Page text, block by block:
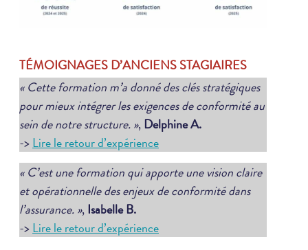
TÉMOIGNAGES D’ANCIENS STAGIAIRES
« Cette formation m’a donné des clés stratégiques
pour mieux intégrer les exigences de conformité au
sein de notre structure. »,Delphine A.
->Lire le retour d’expérience
« C’est une formation qui apporte une vision claire
et opérationnelle des enjeux de conformité dans
l’assurance. »,Isabelle B.
->Lire le retour d’expérience